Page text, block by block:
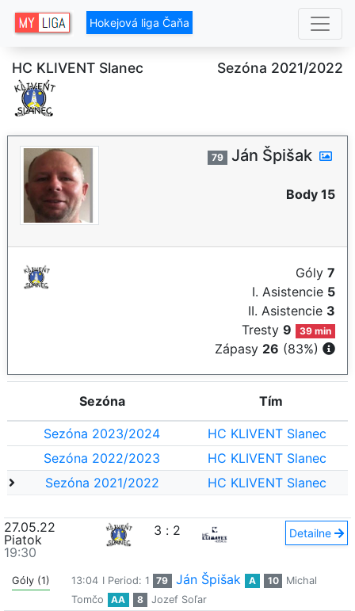
Hokejová liga Čaňa
HC KLIVENT Slanec Sezóna 2021/2022
79 Ján Špišak
Body 15
Góly 7
I. Asistencie 5
II. Asistencie 3
Tresty9 39 min
Zápasy 26 (83%)
Sezóna Tím
Sezóna 2023/2024
HC KLIVENT Slanec
Sezóna 2022/2023
HC KLIVENT Slanec
Sezóna 2021/2022
HC KLIVENT Slanec
27.05.22
Piatok
19:30
3 : 2 Detailne
Góly (1) 13:04 I Period: 1 79 Ján Špišak A 10
Michal
Tomčo
AA 8 Jozef Soľar